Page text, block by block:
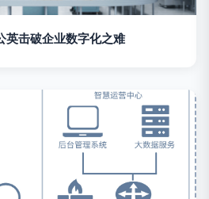
英击破企业数字化之难